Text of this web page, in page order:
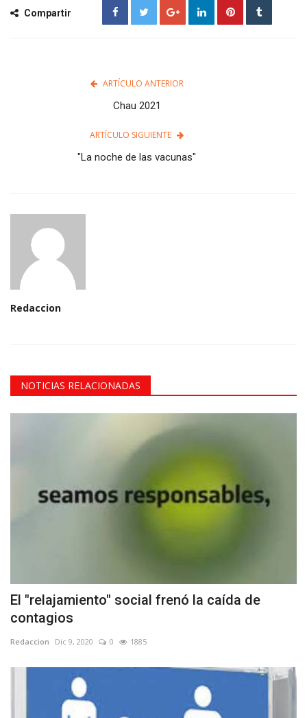
Compartir
ARTÍCULO ANTERIOR
Chau 2021
ARTÍCULO SIGUIENTE
"La noche de las vacunas"
Redaccion
NOTICIAS RELACIONADAS
El "relajamiento" social frenó la caída de
contagios
Redaccion Dic 9, 2020 0 1885